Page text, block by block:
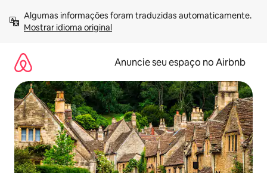
para
Mostrar idioma original
Anuncie seu espaço no Airbnb